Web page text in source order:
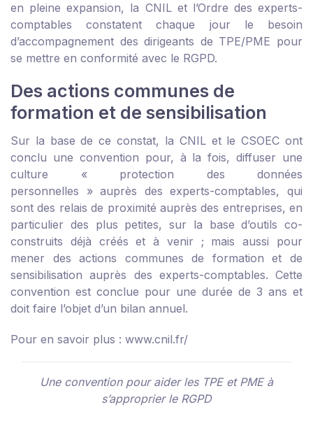
en pleine expansion, la CNIL et l’Ordre des experts-
comptables constatent chaque jour le besoin
d’accompagnement des dirigeants de TPE/PME pour
se mettre en conformité avec le RGPD.
Des actions communes de
formation et de sensibilisation
Sur la base de ce constat, la CNIL et le CSOEC ont
conclu une convention pour, à la fois, diffuser une
culture « protection des données
personnelles » auprès des experts-comptables, qui
sont des relais de proximité auprès des entreprises, en
particulier des plus petites, sur la base d’outils co-
construits déjà créés et à venir ; mais aussi pour
mener des actions communes de formation et de
sensibilisation auprès des experts-comptables. Cette
convention est conclue pour une durée de 3 ans et
doit faire l’objet d’un bilan annuel.
Pour en savoir plus : www.cnil.fr/
Une convention pour aider les TPE et PME à
s’approprier le RGPD